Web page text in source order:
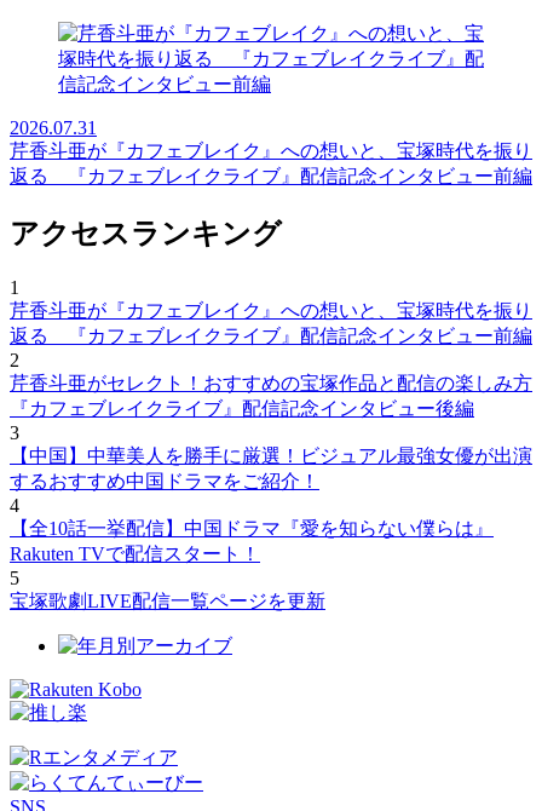
2026.07.31
芹香斗亜が『カフェブレイク』への想いと、宝塚時代を振り
返る 『カフェブレイクライブ』配信記念インタビュー前編
アクセスランキング
1
芹香斗亜が『カフェブレイク』への想いと、宝塚時代を振り
返る 『カフェブレイクライブ』配信記念インタビュー前編
2
芹香斗亜がセレクト！おすすめの宝塚作品と配信の楽しみ方
『カフェブレイクライブ』配信記念インタビュー後編
3
【中国】中華美人を勝手に厳選！ビジュアル最強女優が出演
するおすすめ中国ドラマをご紹介！
4
【全10話一挙配信】中国ドラマ『愛を知らない僕らは』
Rakuten TVで配信スタート！
5
宝塚歌劇LIVE配信一覧ページを更新
SNS